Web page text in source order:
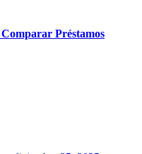
Préstamos